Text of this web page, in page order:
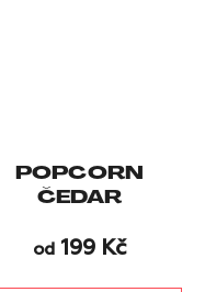
POPCORN
ČEDAR
od199 Kč